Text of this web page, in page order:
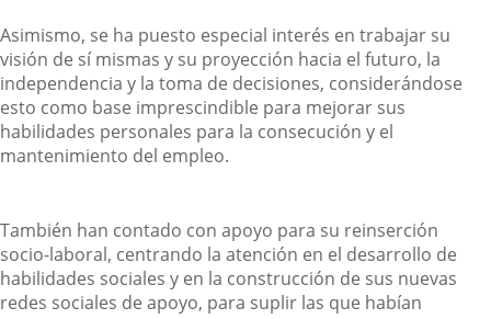
Asimismo, se ha puesto especial interés en trabajar su
visión de sí mismas y su proyección hacia el futuro, la
independencia y la toma de decisiones, considerándose
esto como base imprescindible para mejorar sus
habilidades personales para la consecución y el
mantenimiento del empleo.
También han contado con apoyo para su reinserción
socio-laboral, centrando la atención en el desarrollo de
habilidades sociales y en la construcción de sus nuevas
redes sociales de apoyo, para suplir las que habían